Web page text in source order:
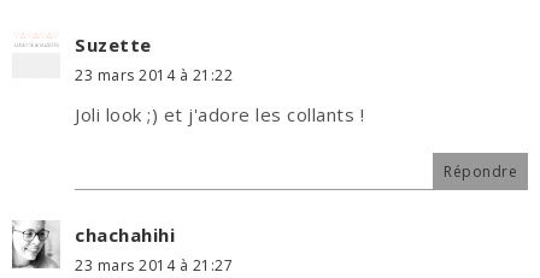
Suzette
23 mars 2014 à 21:22
Joli look ;) et j'adore les collants !
Répondre
chachahihi
23 mars 2014 à 21:27